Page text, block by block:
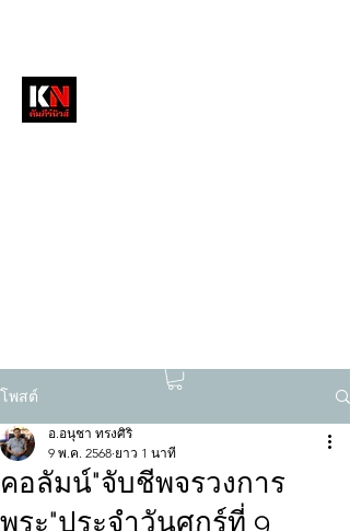
โพสต์
คอลัมน์"จับชีพจรวงการ
พระ"ประจำวันศุกร์ที่ 9
อ.อนุชา ทรงศิริ
9 พ.ค. 2568 ยาว 1 นาที